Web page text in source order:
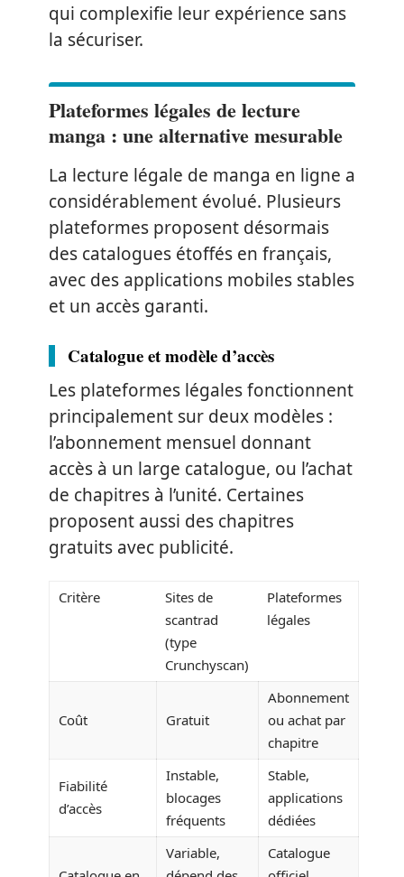
qui complexifie leur expérience sans
la sécuriser.
Plateformes légales de lecture
manga : une alternative mesurable
La lecture légale de manga en ligne a
considérablement évolué. Plusieurs
plateformes proposent désormais
des catalogues étoffés en français,
avec des applications mobiles stables
et un accès garanti.
Catalogue et modèle d’accès
Les plateformes légales fonctionnent
principalement sur deux modèles :
l’abonnement mensuel donnant
accès à un large catalogue, ou l’achat
de chapitres à l’unité. Certaines
proposent aussi des chapitres
gratuits avec publicité.
Critère
Sites de
scantrad
(type
Crunchyscan)
Plateformes
légales
Coût Gratuit
Abonnement
ou achat par
chapitre
Fiabilité
d’accès
Instable,
blocages
fréquents
Stable,
applications
dédiées
Variable,
Catalogue